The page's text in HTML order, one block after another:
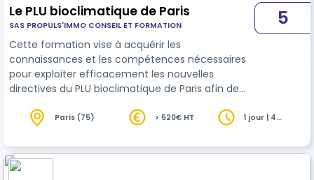
Le PLU bioclimatique de Paris
SAS PROPULS'IMMO CONSEIL ET FORMATION
Cette formation vise à acquérir les
connaissances et les compétences nécessaires
pour exploiter efficacement les nouvelles
directives du PLU bioclimatique de Paris afin de
respectueux de l'environnement.
5
Paris (75) > 520€ HT
1 jour | 4